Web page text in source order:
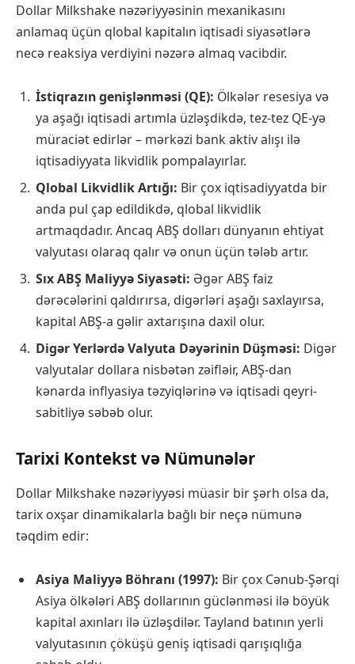
Dollar Milkshake nəzəriyyəsinin mexanikasını
anlamaq üçün qlobal kapitalın iqtisadi siyasətlərə
necə reaksiya verdiyini nəzərə almaq vacibdir.
İstiqrazın genişlənməsi (QE): Ölkələr resesiya və
ya aşağı iqtisadi artımla üzləşdikdə, tez-tez QE-yə
müraciət edirlər – mərkəzi bank aktiv alışı ilə
iqtisadiyyata likvidlik pompalayırlar.
Qlobal Likvidlik Artığı: Bir çox iqtisadiyyatda bir
anda pul çap edildikdə, qlobal likvidlik
artmaqdadır. Ancaq ABŞ dolları dünyanın ehtiyat
valyutası olaraq qalır və onun üçün tələb artır.
Sıx ABŞ Maliyyə Siyasəti: Əgər ABŞ faiz
dərəcələrini qaldırırsa, digərləri aşağı saxlayırsa,
kapital ABŞ-a gəlir axtarışına daxil olur.
Digər Yerlərdə Valyuta Dəyərinin Düşməsi: Digər
valyutalar dollara nisbətən zəifləir, ABŞ-dan
kənarda inflyasiya təzyiqlərinə və iqtisadi qeyri-
sabitliyə səbəb olur.
Tarixi Kontekst və Nümunələr
Dollar Milkshake nəzəriyyəsi müasir bir şərh olsa da,
tarix oxşar dinamikalarla bağlı bir neçə nümunə
təqdim edir:
Asiya Maliyyə Böhranı (1997): Bir çox Cənub-Şərqi
Asiya ölkələri ABŞ dollarının güclənməsi ilə böyük
kapital axınları ilə üzləşdilər. Tayland batının yerli
valyutasının çöküşü geniş iqtisadi qarışıqlığa